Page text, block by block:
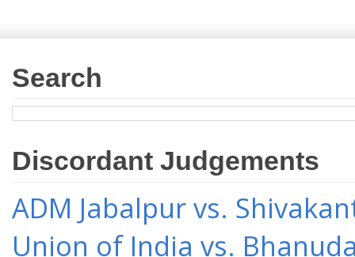
Search
Discordant Judgements
ADM Jabalpur vs.
Union of India vs.